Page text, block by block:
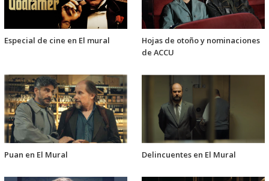
Especial de cine en El mural
Hojas de otoño y nominaciones
de ACCU
Puan en El Mural Delincuentes en El Mural